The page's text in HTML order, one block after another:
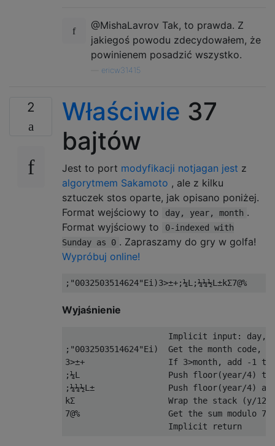
@MishaLavrov Tak, to prawda. Z
jakiegoś powodu zdecydowałem, że
powinienem posadzić wszystko.
ericw31415
2 Właściwie 37
bajtów
Jest to port modyfikacji notjagan jest z
algorytmem Sakamoto , ale z kilku
sztuczek stos oparte, jak opisano poniżej.
Format wejściowy to
day, year, month .
Format wyjściowy to
0-indexed with
Sunday as 0 . Zapraszamy do gry w golfa!
Wypróbuj online!
Wyjaśnienie
Implicit input: day,
;"0032503514624"Ei)  Get the month
3>±+                 If 3>month, add -1 to
;¼L                  Push floor(year/4) to
;¼¼½L±               Push floor(year/4) and
kΣ                   Wrap the stack (y/128,
7@%                  Get the sum modulo 7